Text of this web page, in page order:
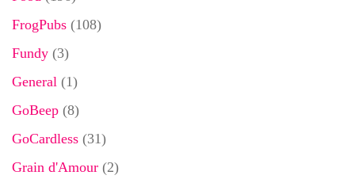
FrogPubs (108)
Fundy (3)
General (1)
GoBeep (8)
GoCardless (31)
Grain d'Amour (2)